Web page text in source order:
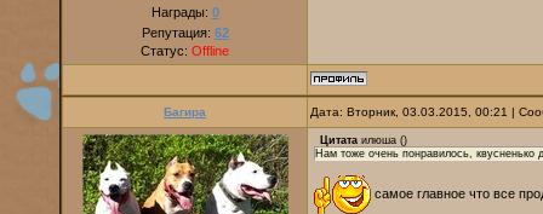
Награды: 0
Репутация: 62
Статус: Offline
Багира Дата: Вторник, 03.03.2015, 00:21 |
Цитата илюша ()
Нам тоже очень понравилось, квусненько
самое главное что все